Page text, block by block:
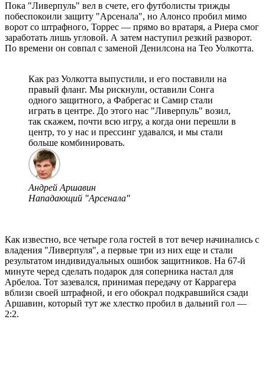
Пока "Ливерпуль" вел в счете, его футболисты трижды
побеспокоили защиту "Арсенала", но Алонсо пробил мимо
ворот со штрафного, Торрес — прямо во вратаря, а Риера смог
заработать лишь угловой. А затем наступил резкий разворот.
По времени он совпал с заменой Денилсона на Тео Уолкотта.
Как раз Уолкотта выпустили, и его поставили на
правый фланг. Мы рискнули, оставили Сонга
одного защитного, а Фабрегас и Самир стали
играть в центре. До этого нас "Ливерпуль" возил,
так скажем, почти всю игру, а когда они перешли в
центр, то у нас и прессинг удавался, и мы стали
больше комбинировать.
Андрей Аршавин
Нападающий "Арсенала"
Как известно, все четыре гола гостей в тот вечер начинались с
владения "Ливерпуля", а первые три из них еще и стали
результатом индивидуальных ошибок защитников. На 67-й
минуте черед сделать подарок для соперника настал для
Арбелоа. Тот зазевался, принимая передачу от Каррагера
вблизи своей штрафной, и его обокрал подкравшийся сзади
Аршавин, который тут же хлестко пробил в дальний гол —
2:2.